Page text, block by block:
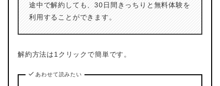
途中で解約しても、30日間きっちりと無料体験を
利用することができます。
解約方法は1クリックで簡単です。
あわせて読みたい